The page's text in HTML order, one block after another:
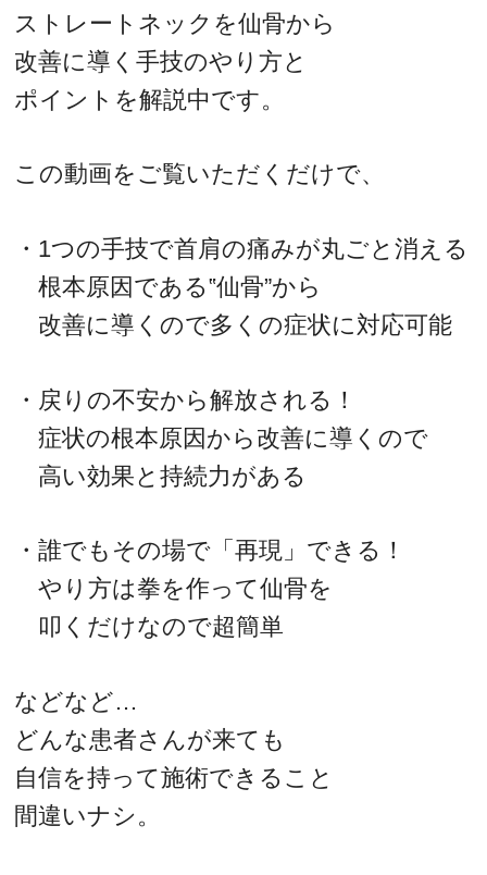
ストレートネックを仙骨から
改善に導く手技のやり方と
ポイントを解説中です。
この動画をご覧いただくだけで、
・1つの手技で首肩の痛みが丸ごと消える
根本原因である‟仙骨”から
改善に導くので多くの症状に対応可能
・戻りの不安から解放される！
症状の根本原因から改善に導くので
高い効果と持続力がある
・誰でもその場で「再現」できる！
やり方は拳を作って仙骨を
叩くだけなので超簡単
などなど…
どんな患者さんが来ても
自信を持って施術できること
間違いナシ。